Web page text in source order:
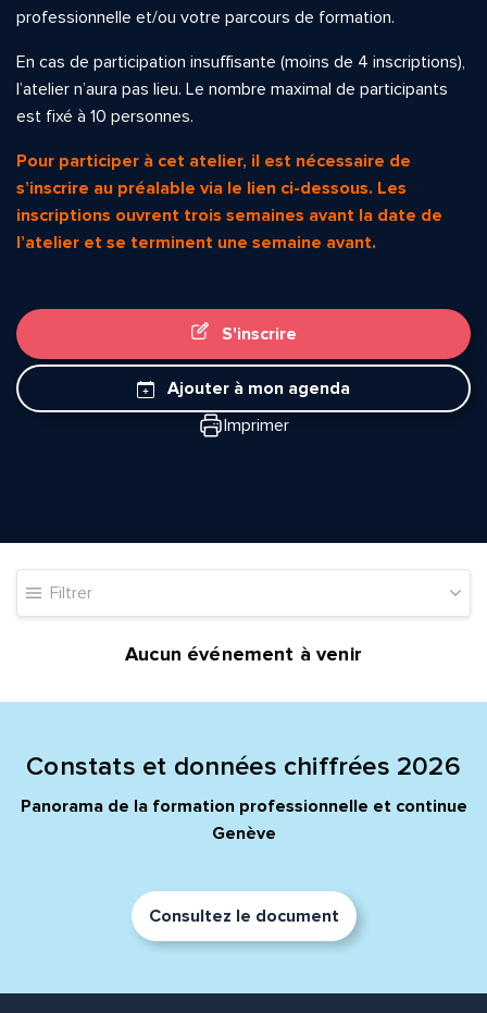
professionnelle et/ou votre parcours de formation.
En cas de participation insuffisante (moins de 4 inscriptions),
l’atelier n’aura pas lieu. Le nombre maximal de participants
est fixé à 10 personnes.
Pour participer à cet atelier, il est nécessaire de
s’inscrire au préalable via le lien ci-dessous. Les
inscriptions ouvrent trois semaines avant la date de
l’atelier et se terminent une semaine avant.
S'inscrire
Ajouter à mon agenda
Imprimer
Filtrer
Aucun événement à venir
Constats et données chiffrées 2026
Panorama de la formation professionnelle et continue
Genève
Consultez le document
Adresse e-mail*
Message*
Commentaire*